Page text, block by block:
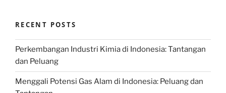
RECENT POSTS
Perkembangan Industri Kimia di Indonesia: Tantangan
dan Peluang
Menggali Potensi Gas Alam di Indonesia: Peluang dan